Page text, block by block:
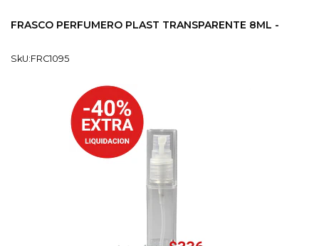
FRASCO PERFUMERO PLAST TRANSPARENTE 8ML -
SkU:FRC1095